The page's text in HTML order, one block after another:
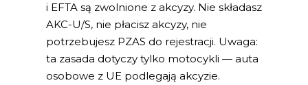
i EFTA są zwolnione z akcyzy. Nie składasz
AKC-U/S, nie płacisz akcyzy, nie
potrzebujesz PZAS do rejestracji. Uwaga:
ta zasada dotyczy tylko motocykli — auta
osobowe z UE podlegają akcyzie.